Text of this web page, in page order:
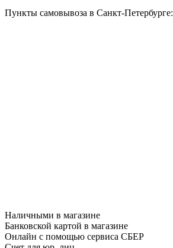
Пункты самовывоза в Санкт-Петербурге:
Наличными в магазине
Банковской картой в магазине
Онлайн с помощью сервиса СБЕР